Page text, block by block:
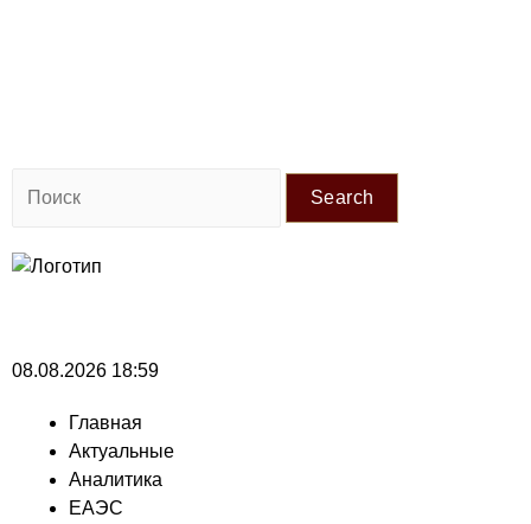
Search
08.08.2026 18:59
Главная
Актуальные
Аналитика
ЕАЭС